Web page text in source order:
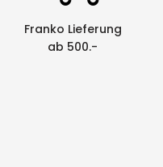
Franko Lieferung
ab 500.-